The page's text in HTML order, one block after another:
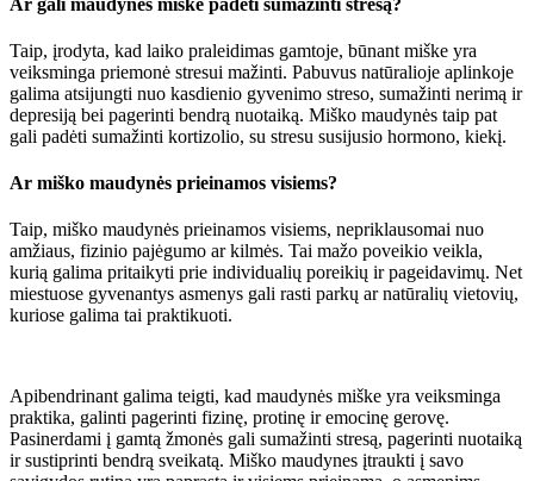
Taip, įrodyta, kad laiko praleidimas gamtoje, būnant miške yra
veiksminga priemonė stresui mažinti. Pabuvus natūralioje aplinkoje
galima atsijungti nuo kasdienio gyvenimo streso, sumažinti nerimą ir
depresiją bei pagerinti bendrą nuotaiką. Miško maudynės taip pat
gali padėti sumažinti kortizolio, su stresu susijusio hormono, kiekį.
Ar miško maudynės prieinamos visiems?
Taip, miško maudynės prieinamos visiems, nepriklausomai nuo
amžiaus, fizinio pajėgumo ar kilmės. Tai mažo poveikio veikla,
kurią galima pritaikyti prie individualių poreikių ir pageidavimų. Net
miestuose gyvenantys asmenys gali rasti parkų ar natūralių vietovių,
kuriose galima tai praktikuoti.
Apibendrinant galima teigti, kad maudynės miške yra veiksminga
praktika, galinti pagerinti fizinę, protinę ir emocinę gerovę.
Pasinerdami į gamtą žmonės gali sumažinti stresą, pagerinti nuotaiką
ir sustiprinti bendrą sveikatą. Miško maudynes įtraukti į savo